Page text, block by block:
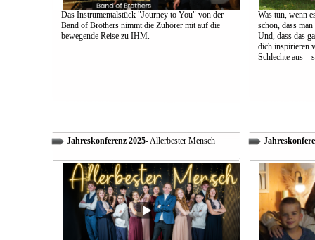
Das Instrumentalstück "Journey to You" von der
Band of Brothers nimmt die Zuhörer mit auf die
bewegende Reise zu IHM.
Was tun, wenn
schon, dass
Und, dass das
dich inspirieren
Schlechte aus –
Jahreskonferenz 2025- Allerbester Mensch